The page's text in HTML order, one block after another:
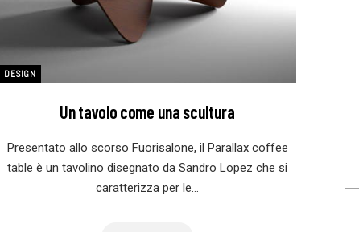
DESIGN
Un tavolo come una scultura
Presentato allo scorso Fuorisalone, il Parallax coffee
table è un tavolino disegnato da Sandro Lopez che si
caratterizza per le…